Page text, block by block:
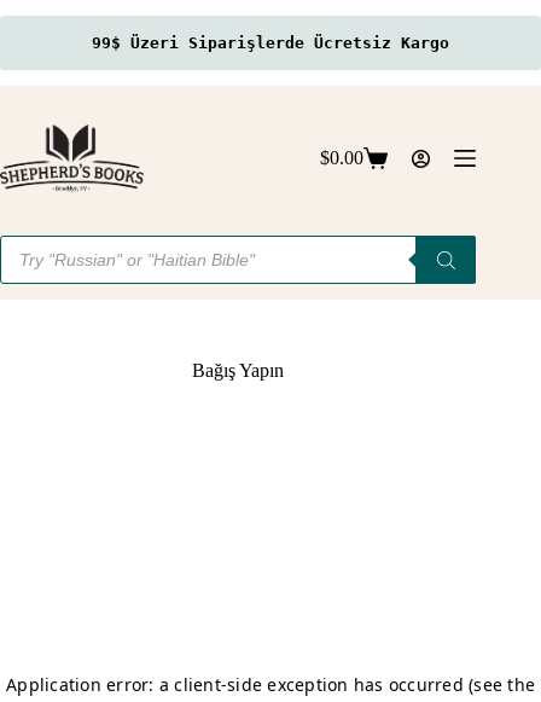
99$ Üzeri Siparişlerde Ücretsiz Kargo
Shopping
$0.00
Products
search
Bağış Yapın